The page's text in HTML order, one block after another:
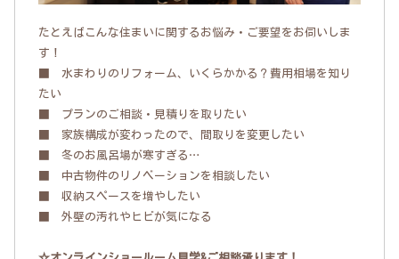
たとえばこんな住まいに関するお悩み・ご要望をお伺いしま
す！
■ 水まわりのリフォーム、いくらかかる？費用相場を知り
たい
■ プランのご相談・見積りを取りたい
■ 家族構成が変わったので、間取りを変更したい
■ 冬のお風呂場が寒すぎる…
■ 中古物件のリノベーションを相談したい
■ 収納スペースを増やしたい
■ 外壁の汚れやヒビが気になる